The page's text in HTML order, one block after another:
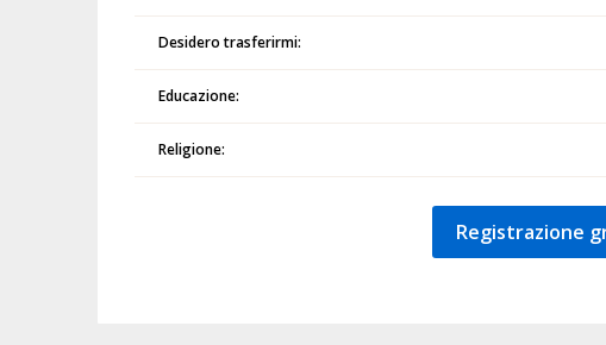
Desidero trasferirmi:
Educazione:
Religione:
Registrazione